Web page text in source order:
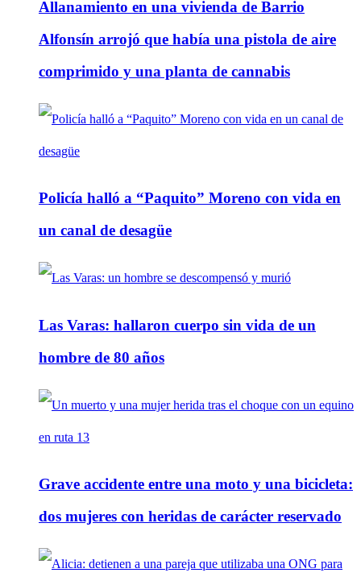
Allanamiento en una vivienda de Barrio
Alfonsín arrojó que había una pistola de aire
comprimido y una planta de cannabis
Policía halló a “Paquito” Moreno con vida en
un canal de desagüe
Las Varas: hallaron cuerpo sin vida de un
hombre de 80 años
Grave accidente entre una moto y una bicicleta:
dos mujeres con heridas de carácter reservado